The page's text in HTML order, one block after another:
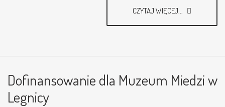
CZYTAJ WIĘCEJ...
Dofinansowanie dla Muzeum Miedzi w
Legnicy